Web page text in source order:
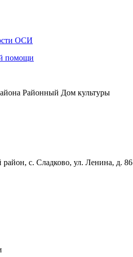
ОСИ
помощи
Районный Дом культуры
с. Сладково, ул. Ленина, д. 86